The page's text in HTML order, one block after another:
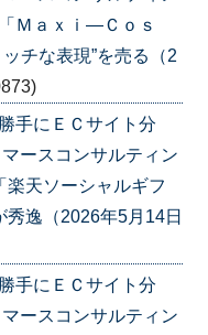
Ｍａｘｉ―Ｃｏｓ
チな表現”を売る（2
手にＥＣサイト分
ースコンサルティン
天ソーシャルギフ
秀逸（2026年5月14日
手にＥＣサイト分
ースコンサルティン